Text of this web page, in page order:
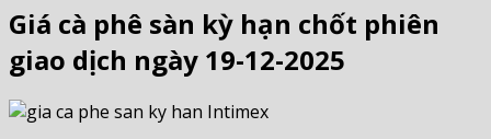
Giá cà phê sàn kỳ hạn chốt phiên
giao dịch ngày 19-12-2025